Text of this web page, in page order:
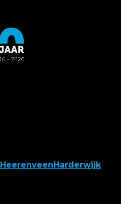
Heerenveen Harderwijk